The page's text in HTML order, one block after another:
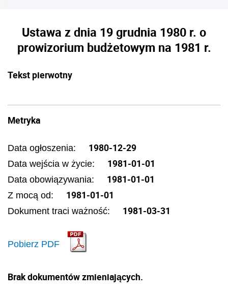
Ustawa z dnia 19 grudnia 1980 r. o
prowizorium budżetowym na 1981 r.
Tekst pierwotny
Metryka
Data ogłoszenia: 1980-12-29
Data wejścia w życie: 1981-01-01
Data obowiązywania: 1981-01-01
Z mocą od: 1981-01-01
Dokument traci ważność: 1981-03-31
Pobierz PDF
Brak dokumentów zmieniających.